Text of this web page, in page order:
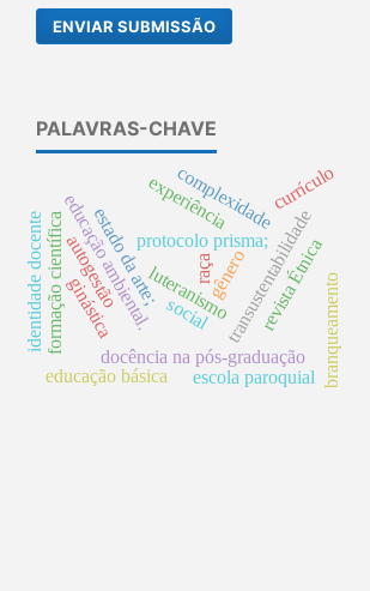
ENVIAR SUBMISSÃO
PALAVRAS-CHAVE
estado da arte;protocolo prisma;
educação ambiental.
autogestão transustentabilidade
complexidade
docência na pós-graduação
formação científica revista Étnica
escola paroquial
luteranismo branqueamento
ginástica gênero
raça
experiência
identidade docente
educação básica
social
currículo